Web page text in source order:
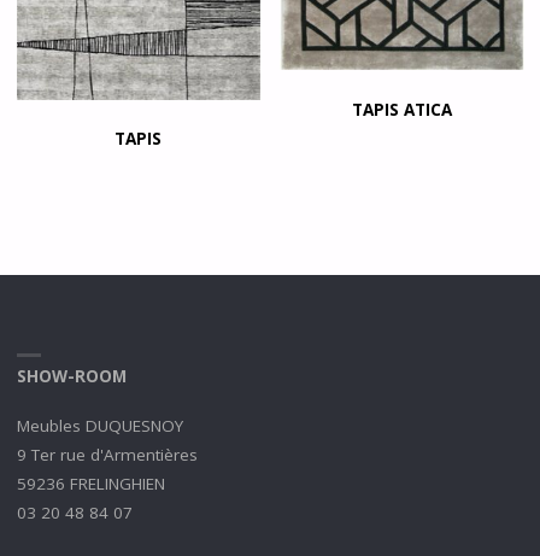
TAPIS
TAPIS ATICA
SHOW-ROOM
Meubles DUQUESNOY
9 Ter rue d'Armentières
59236 FRELINGHIEN
03 20 48 84 07